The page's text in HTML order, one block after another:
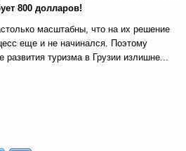
800 долларов!
масштабны, что на их решение
еще и не начинался. Поэтому
развития туризма в Грузии излишне...